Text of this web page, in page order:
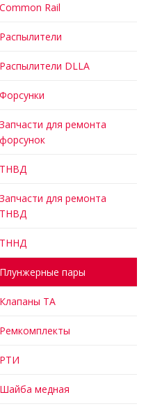
Common Rail
Распылители
Распылители DLLA
Форсунки
Запчасти для ремонта
форсунок
ТНВД
Запчасти для ремонта
ТНВД
ТННД
Плунжерные пары
Клапаны ТА
Ремкомплекты
РТИ
Шайба медная